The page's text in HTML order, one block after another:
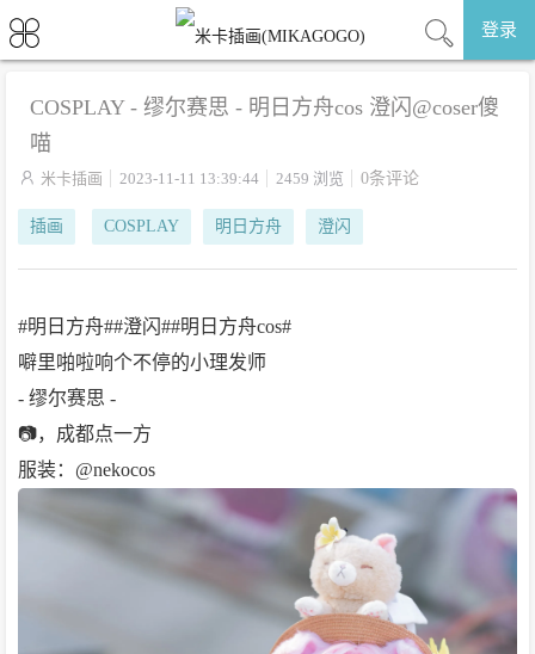
登录
COSPLAY - 缪尔赛思 - 明日方舟cos 澄闪@coser傻
喵
 米卡插画 2023-11-11 13:39:44 2459 浏览 0条评论
插画 COSPLAY 明日方舟 澄闪
#明日方舟##澄闪##明日方舟cos#
噼里啪啦响个不停的小理发师
- 缪尔赛思 -
📷，成都点一方
服装：@nekocos ​​​